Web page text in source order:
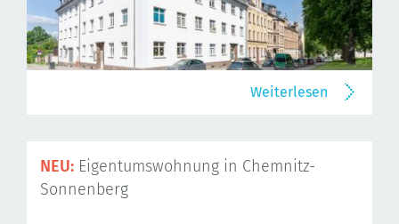
Weiterlesen
NEU: Eigentumswohnung in Chemnitz-
Sonnenberg